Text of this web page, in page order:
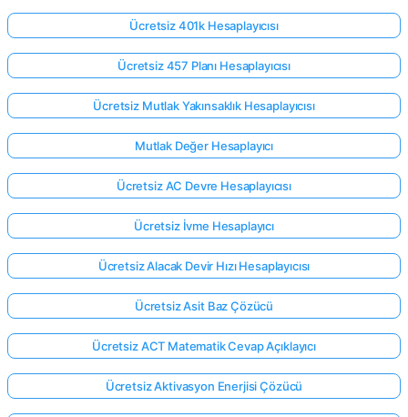
Ücretsiz 401k Hesaplayıcısı
Ücretsiz 457 Planı Hesaplayıcısı
Ücretsiz Mutlak Yakınsaklık Hesaplayıcısı
Mutlak Değer Hesaplayıcı
Ücretsiz AC Devre Hesaplayıcısı
Ücretsiz İvme Hesaplayıcı
Ücretsiz Alacak Devir Hızı Hesaplayıcısı
Ücretsiz Asit Baz Çözücü
Ücretsiz ACT Matematik Cevap Açıklayıcı
Ücretsiz Aktivasyon Enerjisi Çözücü